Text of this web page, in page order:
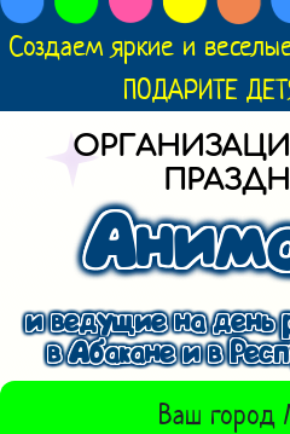
Создаем яркие и
ПОДАРИТЕ
и ведущие на день
в Абакане и в
Ваш город
ВЫБРАТЬ